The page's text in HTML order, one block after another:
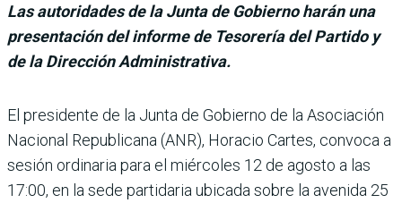
Las autoridades de la Junta de Gobierno harán una
presentación del informe de Tesorería del Partido y
de la Dirección Administrativa.
El presidente de la Junta de Gobierno de la Asocia­ción
Nacional Republicana (ANR), Horacio Cartes, con­voca a
sesión ordinaria para el miércoles 12 de agosto a las
17:00, en la sede partida­ria ubicada sobre la avenida 25